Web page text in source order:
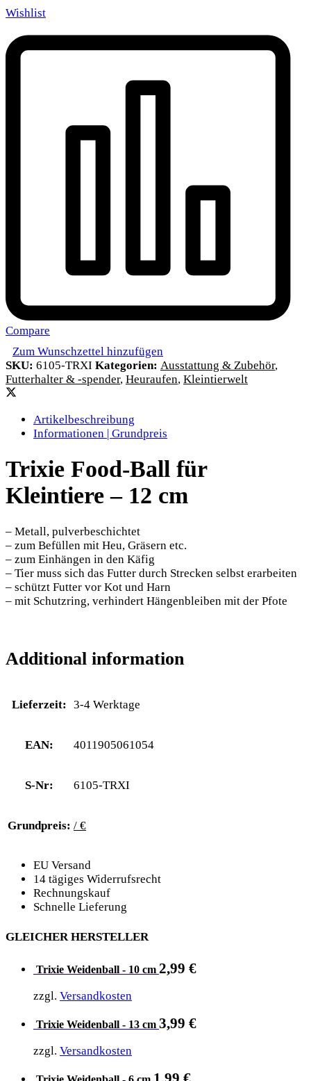
Wishlist
Compare
Zum Wunschzettel hinzufügen
SKU: 6105-TRXI Kategorien: Ausstattung & Zubehör,
Futterhalter & -spender, Heuraufen, Kleintierwelt
Artikelbeschreibung
Informationen | Grundpreis
Trixie Food-Ball für
Kleintiere – 12 cm
– Metall, pulverbeschichtet
– zum Befüllen mit Heu, Gräsern etc.
– zum Einhängen in den Käfig
– Tier muss sich das Futter durch Strecken selbst erarbeiten
– schützt Futter vor Kot und Harn
– mit Schutzring, verhindert Hängenbleiben mit der Pfote
Additional information
Lieferzeit: 3-4 Werktage
EAN: 4011905061054
S-Nr: 6105-TRXI
Grundpreis: / €
EU Versand
14 tägiges Widerrufsrecht
Rechnungskauf
Schnelle Lieferung
GLEICHER HERSTELLER
Trixie Weidenball - 10 cm 2,99 €
zzgl. Versandkosten
Trixie Weidenball - 13 cm 3,99 €
zzgl. Versandkosten